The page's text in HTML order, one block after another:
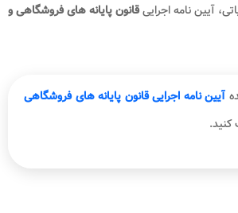
آیین نامه اجراییقانون پایانه های فروشگاهی و
آیین نامه اجرایی قانون پایانه های فروشگاهی
کنید.